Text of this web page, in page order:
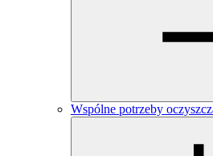
Wspólne potrzeby